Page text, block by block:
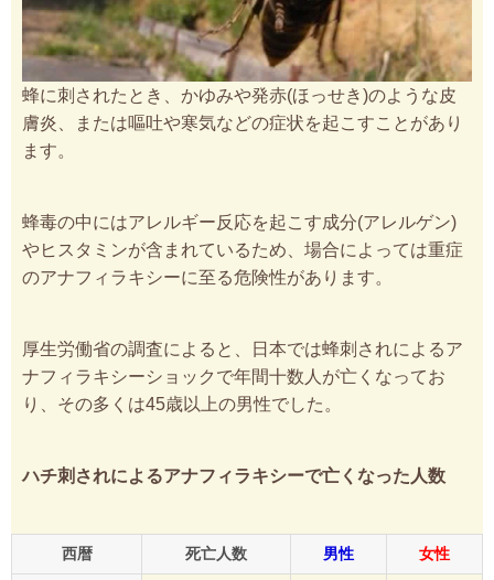
蜂に刺されたとき、かゆみや発赤(ほっせき)のような皮
膚炎、または嘔吐や寒気などの症状を起こすことがあり
ます。
蜂毒の中にはアレルギー反応を起こす成分(アレルゲン)
やヒスタミンが含まれているため、場合によっては重症
のアナフィラキシーに至る危険性があります。
厚生労働省の調査によると、日本では蜂刺されによるア
ナフィラキシーショックで年間十数人が亡くなってお
り、その多くは45歳以上の男性でした。
ハチ刺されによるアナフィラキシーで亡くなった人数
西暦 死亡人数 男性 女性